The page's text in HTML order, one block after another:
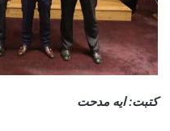
كتبت: ايه مدحت